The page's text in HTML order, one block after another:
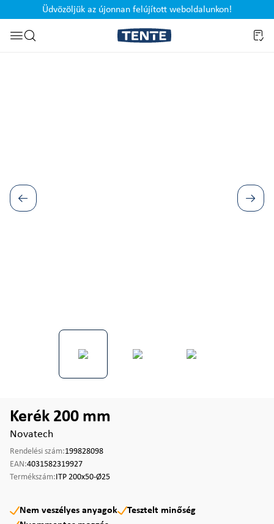
Ugrás a kereséshez
Üdvözöljük az újonnan felújított weboldalunkon!
Kerék 200 mm
Novatech
Rendelési szám:199828098
EAN:4031582319927
Termékszám:ITP 200x50-Ø25
Nem veszélyes anyagok
Tesztelt minőség